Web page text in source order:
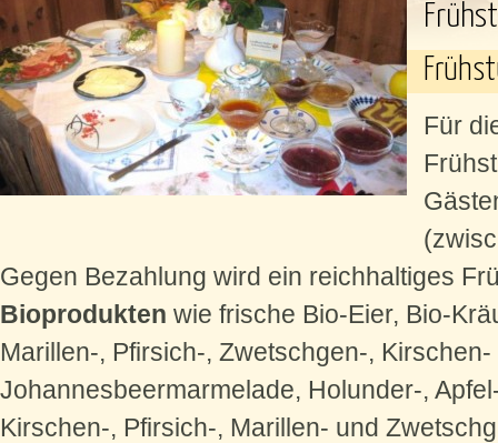
Für
Gegen Bezahlung wird ein reichhaltiges
Bioprodukten wie frische Bio-Eier, Bio-
Marillen-, Pfirsich-, Zwetschgen-, Kirschen-
Johannesbeermarmelade, Holunder-,
Kirschen-, Pfirsich-, Marillen- und